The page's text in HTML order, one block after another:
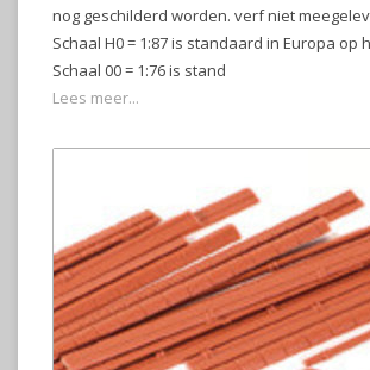
nog geschilderd worden. verf niet
Schaal H0 = 1:87 is standaard in Europa op
Schaal 00 = 1:76 is stand
Lees meer...